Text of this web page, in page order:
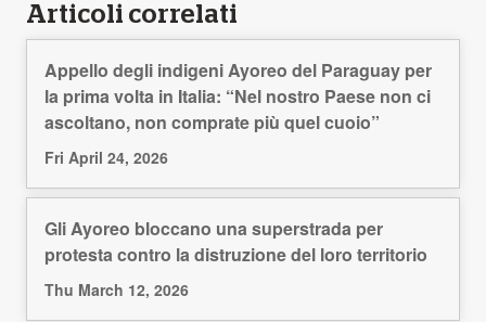
Articoli correlati
Appello degli indigeni Ayoreo del Paraguay per
la prima volta in Italia: “Nel nostro Paese non ci
ascoltano, non comprate più quel cuoio”
Fri April 24, 2026
Gli Ayoreo bloccano una superstrada per
protesta contro la distruzione del loro territorio
Thu March 12, 2026